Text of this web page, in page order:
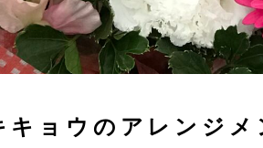
キョウのアレンジメ